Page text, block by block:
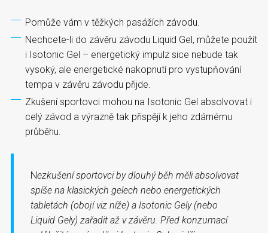
Pomůže vám v těžkých pasážích závodu.
Nechcete-li do závěru závodu Liquid Gel, můžete použít
i Isotonic Gel – energetický impulz sice nebude tak
vysoký, ale energetické nakopnutí pro vystupňování
tempa v závěru závodu přijde.
Zkušení sportovci mohou na Isotonic Gel absolvovat i
celý závod a výrazně tak přispějí k jeho zdárnému
průběhu.
Nezkušení sportovci by dlouhý běh měli absolvovat
spíše na klasických gelech nebo energetických
tabletách (obojí viz níže) a Isotonic Gely (nebo
Liquid Gely) zařadit až v závěru. Před konzumací